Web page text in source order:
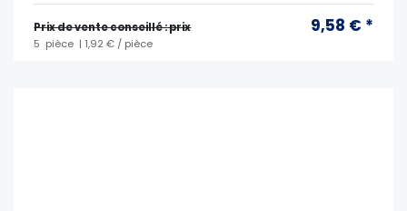
Prix ​​de vente conseillé : prix 9,58 € *
5 pièce | 1,92 € / pièce